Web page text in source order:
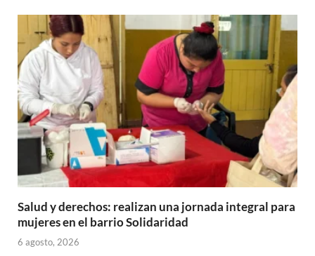
Salud y derechos: realizan una jornada integral para
mujeres en el barrio Solidaridad
6 agosto, 2026